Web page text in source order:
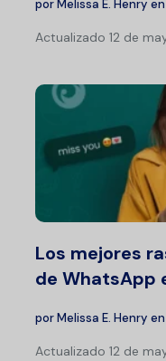
porMelissa E. Henry en
Actualizado 12 de
Los mejores
de WhatsApp
porMelissa E. Henry en
Actualizado 12 de